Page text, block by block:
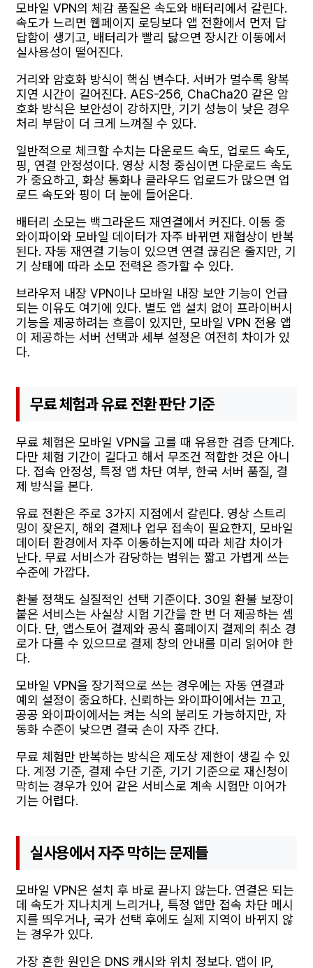
모바일 VPN의 체감 품질은 속도와 배터리에서 갈린다.
속도가 느리면 웹페이지 로딩보다 앱 전환에서 먼저 답
답함이 생기고, 배터리가 빨리 닳으면 장시간 이동에서
실사용성이 떨어진다.
거리와 암호화 방식이 핵심 변수다. 서버가 멀수록 왕복
지연 시간이 길어진다. AES-256, ChaCha20 같은 암
호화 방식은 보안성이 강하지만, 기기 성능이 낮은 경우
처리 부담이 더 크게 느껴질 수 있다.
일반적으로 체크할 수치는 다운로드 속도, 업로드 속도,
핑, 연결 안정성이다. 영상 시청 중심이면 다운로드 속도
가 중요하고, 화상 통화나 클라우드 업로드가 많으면 업
로드 속도와 핑이 더 눈에 들어온다.
배터리 소모는 백그라운드 재연결에서 커진다. 이동 중
와이파이와 모바일 데이터가 자주 바뀌면 재협상이 반복
된다. 자동 재연결 기능이 있으면 연결 끊김은 줄지만, 기
기 상태에 따라 소모 전력은 증가할 수 있다.
브라우저 내장 VPN이나 모바일 내장 보안 기능이 언급
되는 이유도 여기에 있다. 별도 앱 설치 없이 프라이버시
기능을 제공하려는 흐름이 있지만, 모바일 VPN 전용 앱
이 제공하는 서버 선택과 세부 설정은 여전히 차이가 있
다.
무료 체험과 유료 전환 판단 기준
무료 체험은 모바일 VPN을 고를 때 유용한 검증 단계다.
다만 체험 기간이 길다고 해서 무조건 적합한 것은 아니
다. 접속 안정성, 특정 앱 차단 여부, 한국 서버 품질, 결
제 방식을 본다.
유료 전환은 주로 3가지 지점에서 갈린다. 영상 스트리
밍이 잦은지, 해외 결제나 업무 접속이 필요한지, 모바일
데이터 환경에서 자주 이동하는지에 따라 체감 차이가
난다. 무료 서비스가 감당하는 범위는 짧고 가볍게 쓰는
수준에 가깝다.
환불 정책도 실질적인 선택 기준이다. 30일 환불 보장이
붙은 서비스는 사실상 시험 기간을 한 번 더 제공하는 셈
이다. 단, 앱스토어 결제와 공식 홈페이지 결제의 취소 경
로가 다를 수 있으므로 결제 창의 안내를 미리 읽어야 한
다.
모바일 VPN을 장기적으로 쓰는 경우에는 자동 연결과
예외 설정이 중요하다. 신뢰하는 와이파이에서는 끄고,
공공 와이파이에서는 켜는 식의 분리도 가능하지만, 자
동화 수준이 낮으면 결국 손이 자주 간다.
무료 체험만 반복하는 방식은 제도상 제한이 생길 수 있
다. 계정 기준, 결제 수단 기준, 기기 기준으로 재신청이
막히는 경우가 있어 같은 서비스로 계속 시험만 이어가
기는 어렵다.
실사용에서 자주 막히는 문제들
모바일 VPN은 설치 후 바로 끝나지 않는다. 연결은 되는
데 속도가 지나치게 느리거나, 특정 앱만 접속 차단 메시
지를 띄우거나, 국가 선택 후에도 실제 지역이 바뀌지 않
는 경우가 있다.
가장 흔한 원인은 DNS 캐시와 위치 정보다. 앱이 IP,